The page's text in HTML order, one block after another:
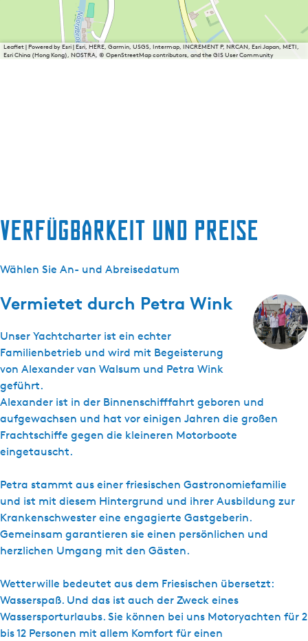
Leaflet|Powered by Esri | Esri, HERE, Garmin, USGS, Intermap, INCREMENT P, NRCAN, Esri Japan, METI,
Esri China (Hong Kong), NOSTRA, © OpenStreetMap contributors, and the GIS User Community
Verfügbarkeit und Preise
Wählen Sie An- und Abreisedatum
Vermietet durch Petra Wink
Unser Yachtcharter ist ein echter
Familienbetrieb und wird mit Begeisterung
von Alexander van Walsum und Petra Wink
geführt.
Alexander ist in der Binnenschifffahrt geboren und
aufgewachsen und hat vor einigen Jahren die großen
Frachtschiffe gegen die kleineren Motorboote
eingetauscht.
Petra stammt aus einer friesischen Gastronomiefamilie
und ist mit diesem Hintergrund und ihrer Ausbildung zur
Krankenschwester eine engagierte Gastgeberin.
Gemeinsam garantieren sie einen persönlichen und
herzlichen Umgang mit den Gästen.
Wetterwille bedeutet aus dem Friesischen übersetzt:
Wasserspaß. Und das ist auch der Zweck eines
Wassersporturlaubs. Sie können bei uns Motoryachten für 2
bis 12 Personen mit allem Komfort für einen